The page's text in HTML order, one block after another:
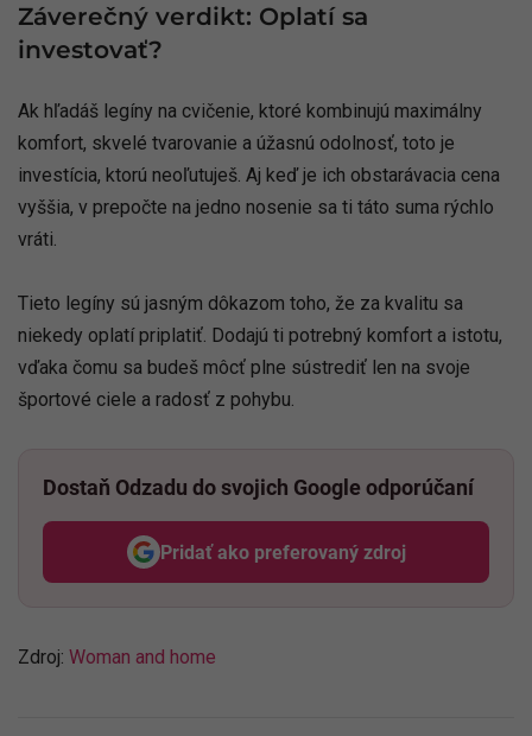
Záverečný verdikt: Oplatí sa
investovať?
Ak hľadáš legíny na cvičenie, ktoré kombinujú maximálny
komfort, skvelé tvarovanie a úžasnú odolnosť, toto je
investícia, ktorú neoľutuješ. Aj keď je ich obstarávacia cena
vyššia, v prepočte na jedno nosenie sa ti táto suma rýchlo
vráti.
Tieto legíny sú jasným dôkazom toho, že za kvalitu sa
niekedy oplatí priplatiť. Dodajú ti potrebný komfort a istotu,
vďaka čomu sa budeš môcť plne sústrediť len na svoje
športové ciele a radosť z pohybu.
Dostaň Odzadu do svojich Google odporúčaní
Pridať ako preferovaný zdroj
Odzadu, odkaz sa otvorí v
Zdroj: Woman and home